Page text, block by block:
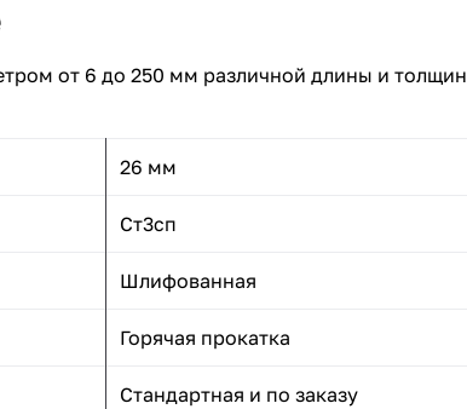
от 6 до 250 мм различной длины и
26 мм
Ст3сп
Шлифованная
Горячая прокатка
Стандартная и по заказу